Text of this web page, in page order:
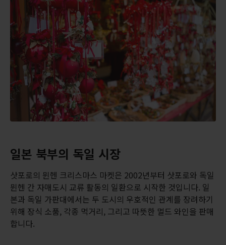
일본 북부의 독일 시장
삿포로의 뮌헨 크리스마스 마켓은 2002년부터 삿포로와 독일
뮌헨 간 자매도시 교류 활동의 일환으로 시작한 것입니다. 일
본과 독일 가판대에서는 두 도시의 우호적인 관계를 장려하기
위해 장식 소품, 각종 먹거리, 그리고 따뜻한 멀드 와인을 판매
합니다.